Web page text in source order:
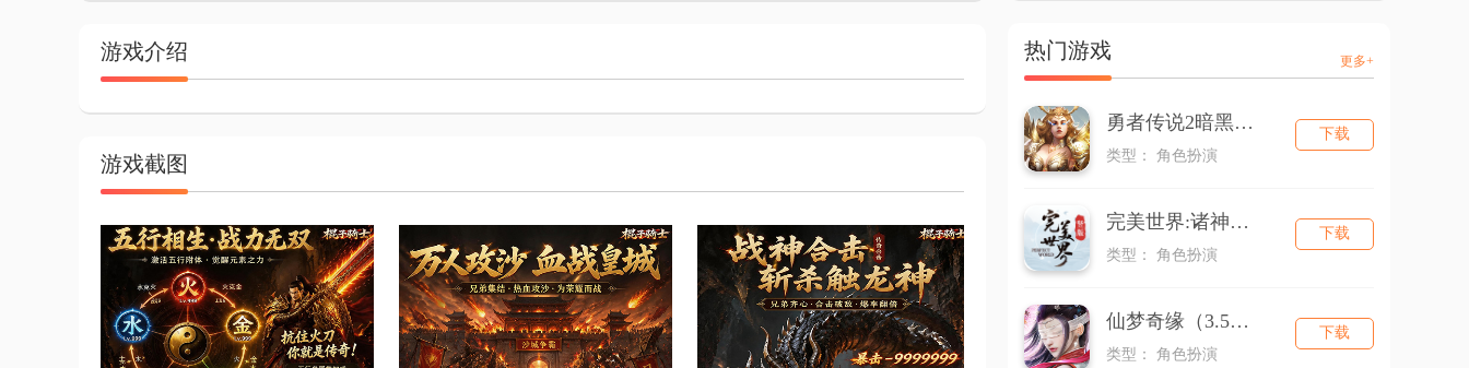
游戏介绍
游戏截图
热门游戏 更多+
勇者传说2暗黑崛起
类型： 角色扮演
下载
完美世界:诸神之战
类型： 角色扮演
下载
仙梦奇缘（3.5折版本）
类型： 角色扮演
下载